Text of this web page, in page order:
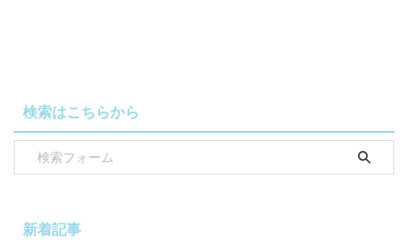
検索はこちらから
新着記事